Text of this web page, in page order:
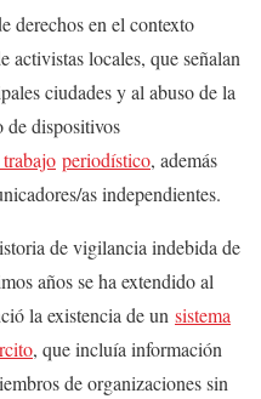
derechos en el contexto
activistas locales, que señalan
ciudades y al abuso de la
de dispositivos
periodístico, además
as independientes.
de vigilancia indebida de
años se ha extendido al
la existencia de un sistema
, que incluía información
de organizaciones sin